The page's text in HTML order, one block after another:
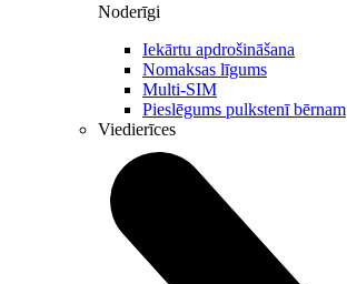
Noderīgi
Iekārtu apdrošināšana
Nomaksas līgums
Multi-SIM
Pieslēgums pulkstenī bērnam
Viedierīces